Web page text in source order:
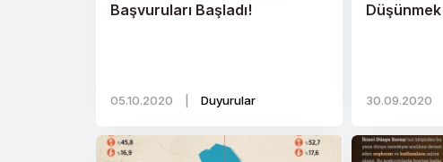
Başvuruları Başladı!
05.10.2020 Duyurular
Düşünmek
30.09.2020